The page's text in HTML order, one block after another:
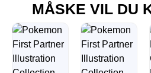
MÅSKE VIL DU